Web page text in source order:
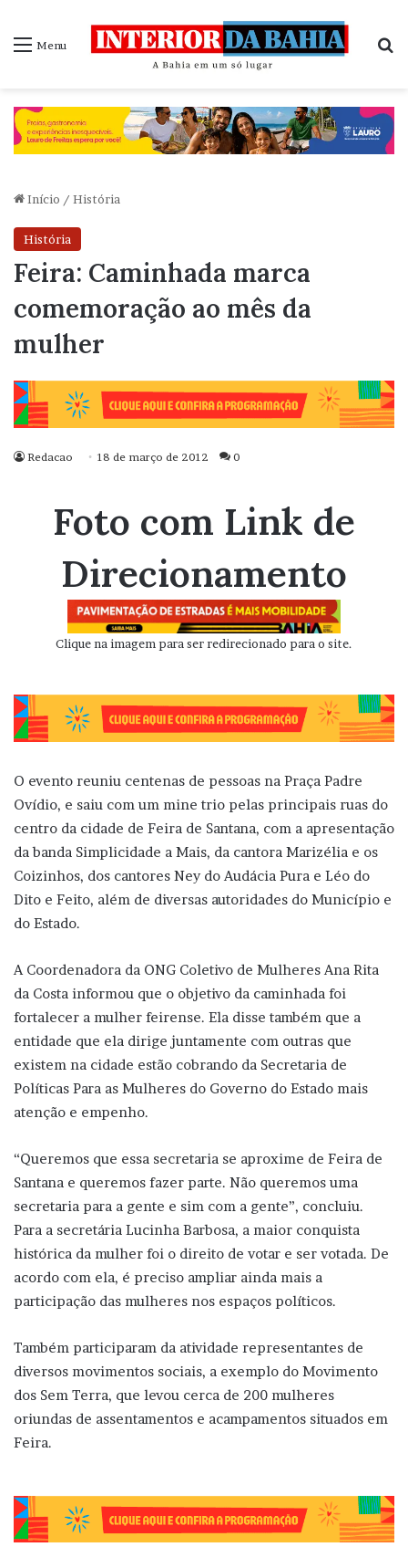
Menu
Início / História
História
Feira: Caminhada marca
comemoração ao mês da
mulher
Redacao 18 de março de 2012 0
Foto com Link de
Direcionamento
Clique na imagem para ser redirecionado para o site.
O evento reuniu centenas de pessoas na Praça Padre
Ovídio, e saiu com um mine trio pelas principais ruas do
centro da cidade de Feira de Santana, com a apresentação
da banda Simplicidade a Mais, da cantora Marizélia e os
Coizinhos, dos cantores Ney do Audácia Pura e Léo do
Dito e Feito, além de diversas autoridades do Município e
do Estado.
A Coordenadora da ONG Coletivo de Mulheres Ana Rita
da Costa informou que o objetivo da caminhada foi
fortalecer a mulher feirense. Ela disse também que a
entidade que ela dirige juntamente com outras que
existem na cidade estão cobrando da Secretaria de
Políticas Para as Mulheres do Governo do Estado mais
atenção e empenho.
“Queremos que essa secretaria se aproxime de Feira de
Santana e queremos fazer parte. Não queremos uma
secretaria para a gente e sim com a gente”, concluiu.
Para a secretária Lucinha Barbosa, a maior conquista
histórica da mulher foi o direito de votar e ser votada. De
acordo com ela, é preciso ampliar ainda mais a
participação das mulheres nos espaços políticos.
Também participaram da atividade representantes de
diversos movimentos sociais, a exemplo do Movimento
dos Sem Terra, que levou cerca de 200 mulheres
oriundas de assentamentos e acampamentos situados em
Feira.